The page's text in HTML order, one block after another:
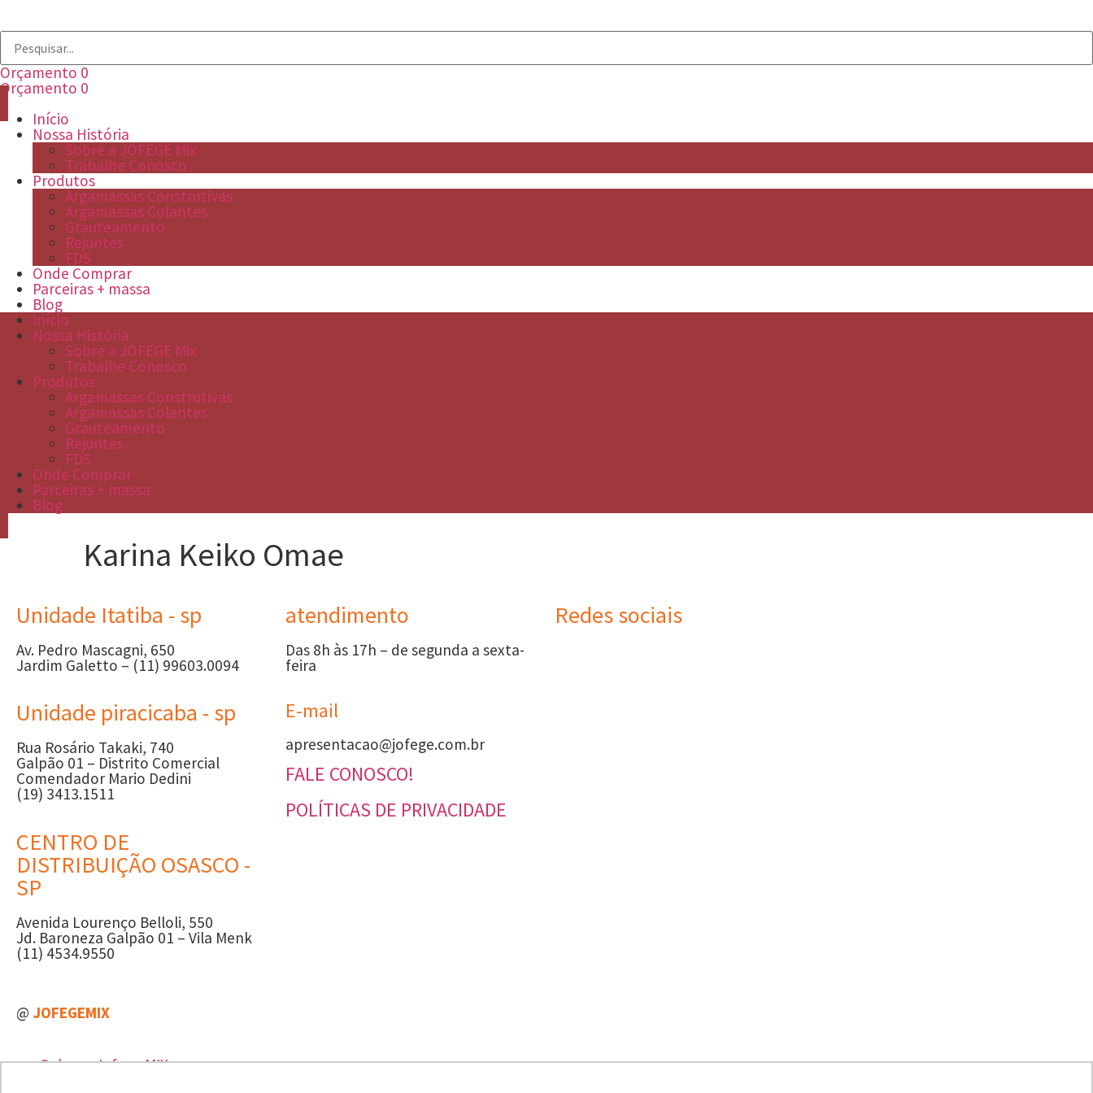
Orçamento 0
Orçamento 0
Início
Nossa História
Sobre a JOFEGE Mix
Trabalhe Conosco
Produtos
Argamassas Construtivas
Argamassas Colantes
Grauteamento
Rejuntes
FDS
Onde Comprar
Parceiras + massa
Blog
Início
Nossa História
Sobre a JOFEGE Mix
Trabalhe Conosco
Produtos
Argamassas Construtivas
Argamassas Colantes
Grauteamento
Rejuntes
FDS
Onde Comprar
Parceiras + massa
Blog
Karina Keiko Omae
Unidade Itatiba - sp
Av. Pedro Mascagni, 650
Jardim Galetto – (11) 99603.0094
Unidade piracicaba - sp
Rua Rosário Takaki, 740
Galpão 01 – Distrito Comercial
Comendador Mario Dedini
(19) 3413.1511
CENTRO DE
DISTRIBUIÇÃO OSASCO -
SP
Avenida Lourenço Belloli, 550
Jd. Baroneza Galpão 01 – Vila Menk
(11) 4534.9550
atendimento
Das 8h às 17h – de segunda a sexta-
feira
E-mail
apresentacao@jofege.com.br
FALE CONOSCO!
POLÍTICAS DE PRIVACIDADE
Redes sociais
@ JOFEGEMIX
Sobre a Jofege MIX